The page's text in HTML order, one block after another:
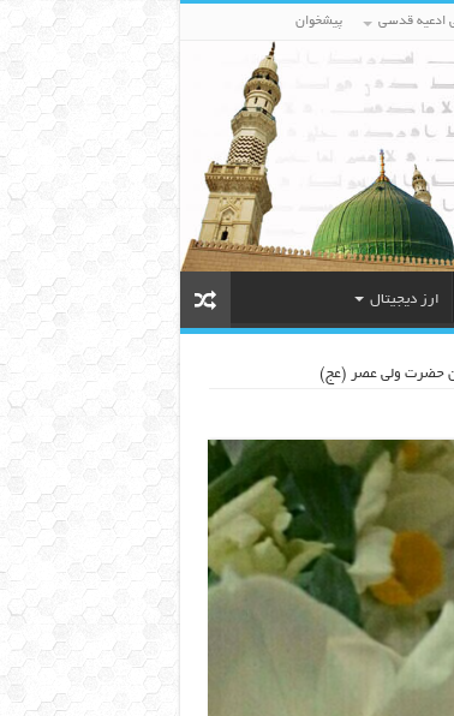
ادعیه قدسی پیشخوان
ارز دیجیتال
حضرت ولی عصر (عج)